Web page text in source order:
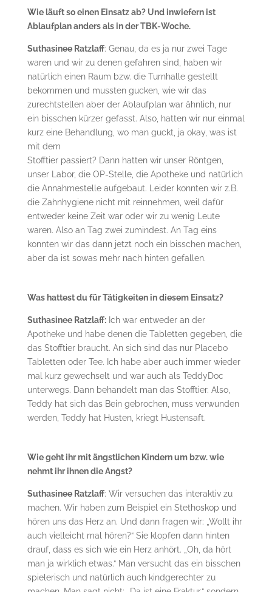
Wie läuft so einen Einsatz ab? Und inwiefern ist
Ablaufplan anders als in der TBK-Woche.
Suthasinee Ratzlaff: Genau, da es ja nur zwei Tage
waren und wir zu denen gefahren sind, haben wir
natürlich einen Raum bzw. die Turnhalle gestellt
bekommen und mussten gucken, wie wir das
zurechtstellen aber der Ablaufplan war ähnlich, nur
ein bisschen kürzer gefasst. Also, hatten wir nur einmal
kurz eine Behandlung, wo man guckt, ja okay, was ist
mit dem
Stofftier passiert? Dann hatten wir unser Röntgen,
unser Labor, die OP-Stelle, die Apotheke und natürlich
die Annahmestelle aufgebaut. Leider konnten wir z.B.
die Zahnhygiene nicht mit reinnehmen, weil dafür
entweder keine Zeit war oder wir zu wenig Leute
waren. Also an Tag zwei zumindest. An Tag eins
konnten wir das dann jetzt noch ein bisschen machen,
aber da ist sowas mehr nach hinten gefallen.
Was hattest du für Tätigkeiten in diesem Einsatz?
Suthasinee Ratzlaff:Ich war entweder an der
Apotheke und habe denen die Tabletten gegeben, die
das Stofftier braucht. An sich sind das nur Placebo
Tabletten oder Tee. Ich habe aber auch immer wieder
mal kurz gewechselt und war auch als TeddyDoc
unterwegs. Dann behandelt man das Stofftier. Also,
Teddy hat sich das Bein gebrochen, muss verwunden
werden, Teddy hat Husten, kriegt Hustensaft.
Wie geht ihr mit ängstlichen Kindern um bzw. wie
nehmt ihr ihnen die Angst?
Suthasinee Ratzlaff: Wir versuchen das interaktiv zu
machen. Wir haben zum Beispiel ein Stethoskop und
hören uns das Herz an. Und dann fragen wir: „Wollt ihr
auch vielleicht mal hören?“ Sie klopfen dann hinten
drauf, dass es sich wie ein Herz anhört. „Oh, da hört
man ja wirklich etwas.“ Man versucht das ein bisschen
spielerisch und natürlich auch kindgerechter zu